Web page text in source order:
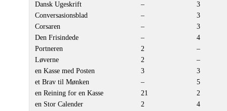
Dansk Ugeskrift
Conversasionsblad
Corsaren
Den Frisindede
Portneren
Løverne
en Kasse med Posten
et Brav til Mønken
en Reining for en Kasse
en Stor Calender
–
–
–
–
2
2
3
–
21
2
3
3
3
4
–
–
3
5
2
4